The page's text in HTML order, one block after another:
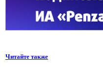
Читайте также